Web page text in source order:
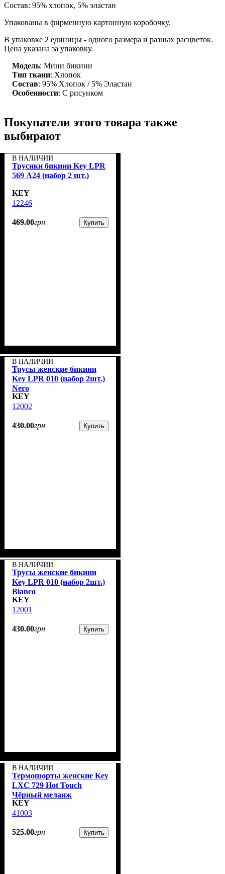
Состав: 95% хлопок, 5% эластан
Упакованы в фирменную картонную коробочку.
В упаковке 2 единицы - одного размера и разных расцветок.
Цена указана за упаковку.
Модель: Мини бикини
Тип ткани: Хлопок
Состав: 95% Хлопок / 5% Эластан
Особенности: С рисунком
Покупатели этого товара также
выбирают
В НАЛИЧИИ
Трусики бикини Key LPR
569 А24 (набор 2 шт.)
KEY
12246
469.00грн Купить
В НАЛИЧИИ
Трусы женские бикини
Key LPR 010 (набор 2шт.)
Nero
KEY
12002
430.00грн Купить
В НАЛИЧИИ
Трусы женские бикини
Key LPR 010 (набор 2шт.)
Bianco
KEY
12001
430.00грн Купить
В НАЛИЧИИ
Термошорты женские Key
LXС 729 Hot Touch
Чёрный меланж
KEY
41003
525.00грн Купить